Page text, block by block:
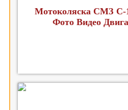
Мотоколяска СМЗ
Фото Видео